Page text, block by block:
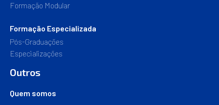
Formação Modular
Formação Especializada
Pós-Graduações
Especializações
Outros
Quem somos